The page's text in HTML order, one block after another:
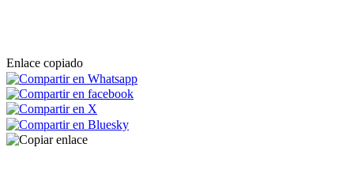
Enlace copiado